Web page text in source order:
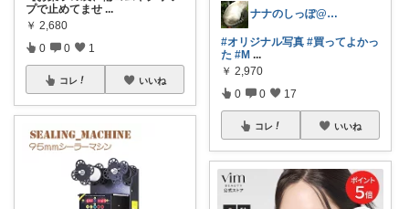
プで止めてませ ...
￥ 2,680
0 0 1
コレ いいね
ナナのしっぽ@クレイジーダイヤモンド💎
#オリジナル写真 #買ってよかっ
た #M ...
￥ 2,970
0 0 17
コレ いいね